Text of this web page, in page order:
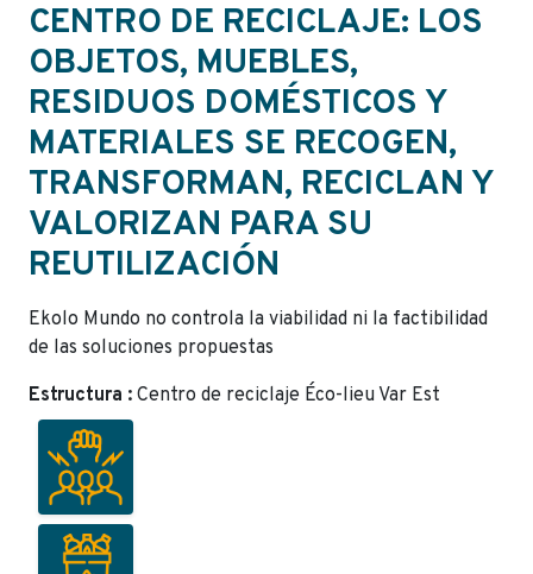
CENTRO DE RECICLAJE: LOS
OBJETOS, MUEBLES,
RESIDUOS DOMÉSTICOS Y
MATERIALES SE RECOGEN,
TRANSFORMAN, RECICLAN Y
VALORIZAN PARA SU
REUTILIZACIÓN
Ekolo Mundo no controla la viabilidad ni la factibilidad
de las soluciones propuestas
Estructura : Centro de reciclaje Éco-lieu Var Est